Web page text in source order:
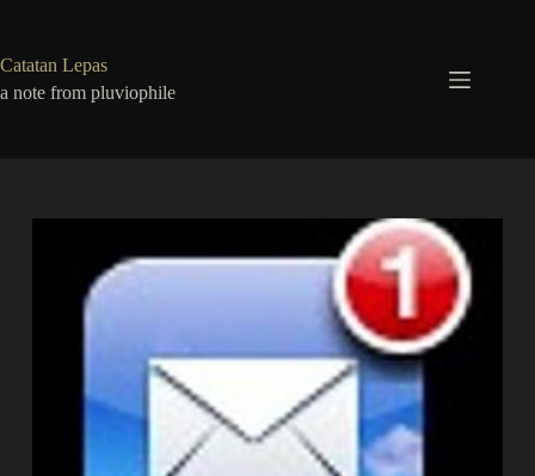
Catatan Lepas
a note from pluviophile